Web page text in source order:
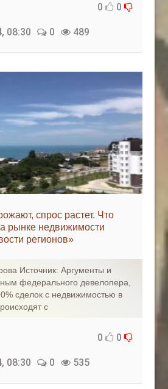
0 0
08:30 0 489
спрос растет. Что
рынке недвижимости
регионов»
Источник: Аргументы и
федерального девелопера,
сделок с недвижимостью в
с
0 0
08:30 0 535